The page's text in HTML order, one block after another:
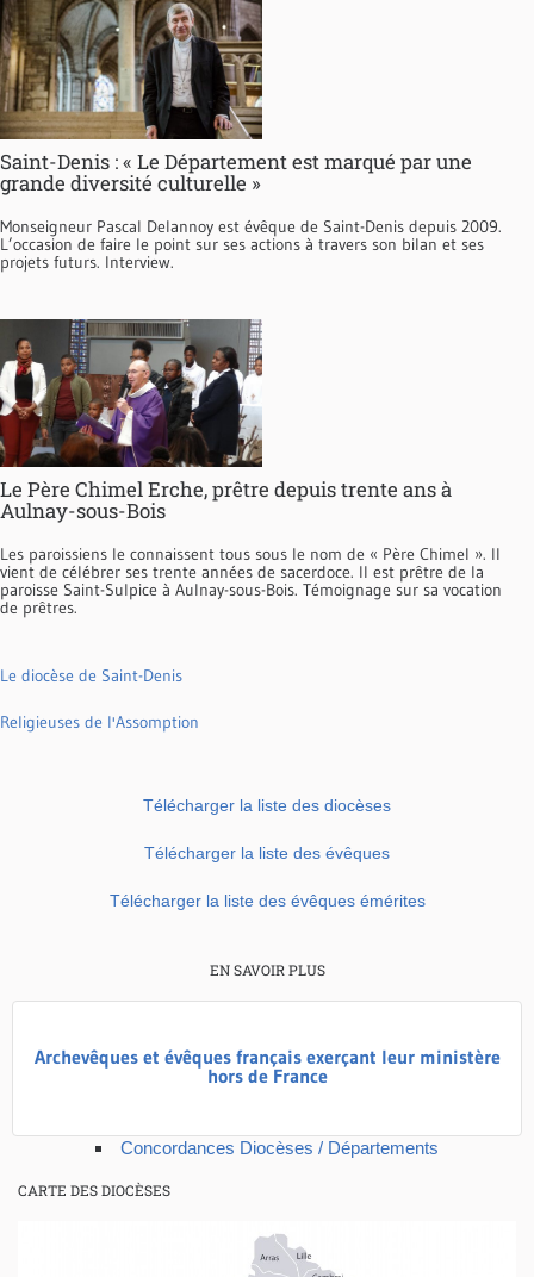
Saint-Denis : « Le Département est marqué par une
grande diversité culturelle »
Monseigneur Pascal Delannoy est évêque de Saint-Denis depuis 2009.
L’occasion de faire le point sur ses actions à travers son bilan et ses
projets futurs. Interview.
Le Père Chimel Erche, prêtre depuis trente ans à
Aulnay-sous-Bois
Les paroissiens le connaissent tous sous le nom de « Père Chimel ». Il
vient de célébrer ses trente années de sacerdoce. Il est prêtre de la
paroisse Saint-Sulpice à Aulnay-sous-Bois. Témoignage sur sa vocation
de prêtres.
Le diocèse de Saint-Denis
Religieuses de l'Assomption
Télécharger la liste des diocèses
Télécharger la liste des évêques
Télécharger la liste des évêques émérites
EN SAVOIR PLUS
Archevêques et évêques français exerçant leur ministère
hors de France
Concordances Diocèses / Départements
CARTE DES DIOCÈSES